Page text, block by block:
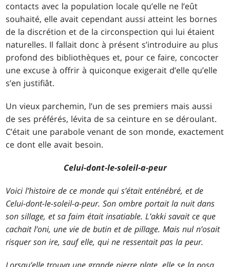
contacts avec la population locale qu’elle ne l’eût
souhaité, elle avait cependant aussi atteint les bornes
de la discrétion et de la circonspection qui lui étaient
naturelles. Il fallait donc à présent s’introduire au plus
profond des bibliothèques et, pour ce faire, concocter
une excuse à offrir à quiconque exigerait d’elle qu’elle
s’en justifiât.
Un vieux parchemin, l’un de ses premiers mais aussi
de ses préférés, lévita de sa ceinture en se déroulant.
C’était une parabole venant de son monde, exactement
ce dont elle avait besoin.
Celui-dont-le-soleil-a-peur
Voici l’histoire de ce monde qui s’était enténébré, et de
Celui-dont-le-soleil-a-peur. Son ombre portait la nuit dans
son sillage, et sa faim était insatiable. L’akki savait ce que
cachait l’oni, une vie de butin et de pillage. Mais nul n’osait
risquer son ire, sauf elle, qui ne ressentait pas la peur.